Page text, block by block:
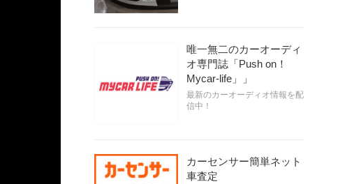
唯一無二のカーオーディ
オ専門誌「Push on！
Mycar-life」」
最新のカーオーディオ情報を配
信中！
カーセンサー簡単ネット
車査定